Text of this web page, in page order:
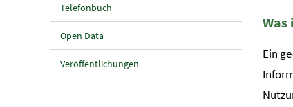
Telefonbuch
Open Data
Veröffentlichungen
Ein